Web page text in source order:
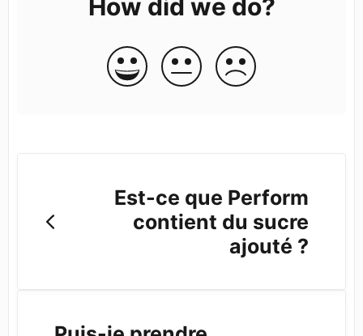
How did we do?
Est-ce que Perform
contient du sucre
ajouté ?